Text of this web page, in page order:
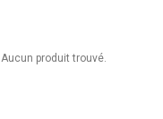
Aucun produit trouvé.